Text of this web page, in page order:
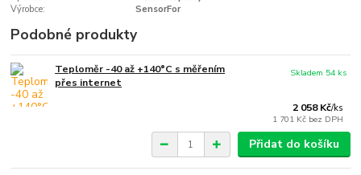
Výrobce:
SensorFor
Podobné produkty
Teploměr -40 až +140°C s měřením
přes internet
2 058 Kč/ks
1 701 Kč bez DPH
Skladem 54 ks
Přidat do košíku